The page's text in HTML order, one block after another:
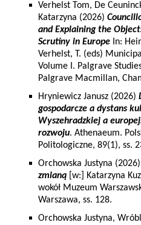
Verhelst Tom, De
Katarzyna (2026)
and Explaining the
Scrutiny in Europe In:
Verhelst, T. (eds)
Volume I. Palgrave
Palgrave Macmillan,
Hryniewicz Janusz (2026)
gospodarcze a dystans
Wyszehradzkiej a
rozwoju. Athenaeum.
Politologiczne, 89(1), ss.
Orchowska Justyna (2026)
zmianą [w:] Katarzyna
wokół Muzeum
Warszawa, ss. 128.
Orchowska Justyna,